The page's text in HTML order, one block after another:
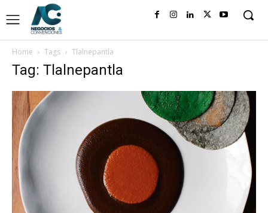
Home Tags Tlalnepantla
Tag: Tlalnepantla